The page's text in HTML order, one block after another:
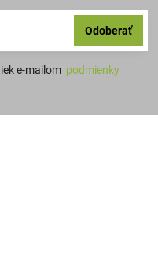
Odoberať
e-mailom podmienky